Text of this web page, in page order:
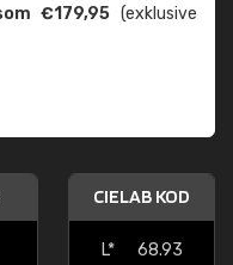
€179,95 (exklusive
CIELAB KOD
L*
68.93